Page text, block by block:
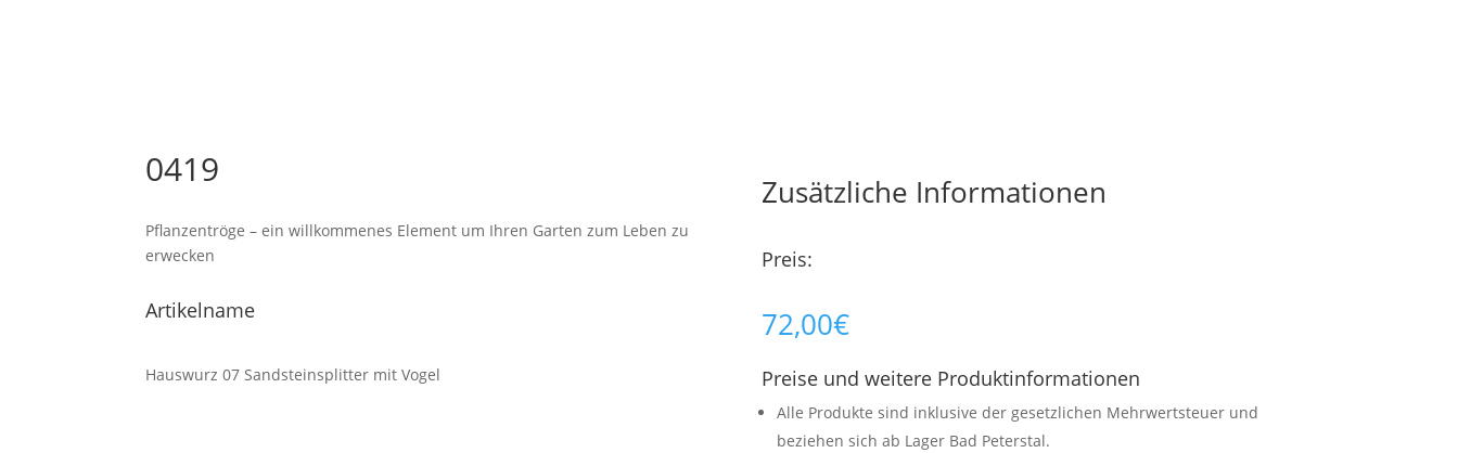
0419
Pflanzentröge – ein willkommenes Element um Ihren Garten zum Leben zu
erwecken
Artikelname
Hauswurz 07 Sandsteinsplitter mit Vogel
Zusätzliche Informationen
Preis:
72,00€
Preise und weitere Produktinformationen
Alle Produkte sind inklusive der gesetzlichen Mehrwertsteuer und
beziehen sich ab Lager Bad Peterstal.